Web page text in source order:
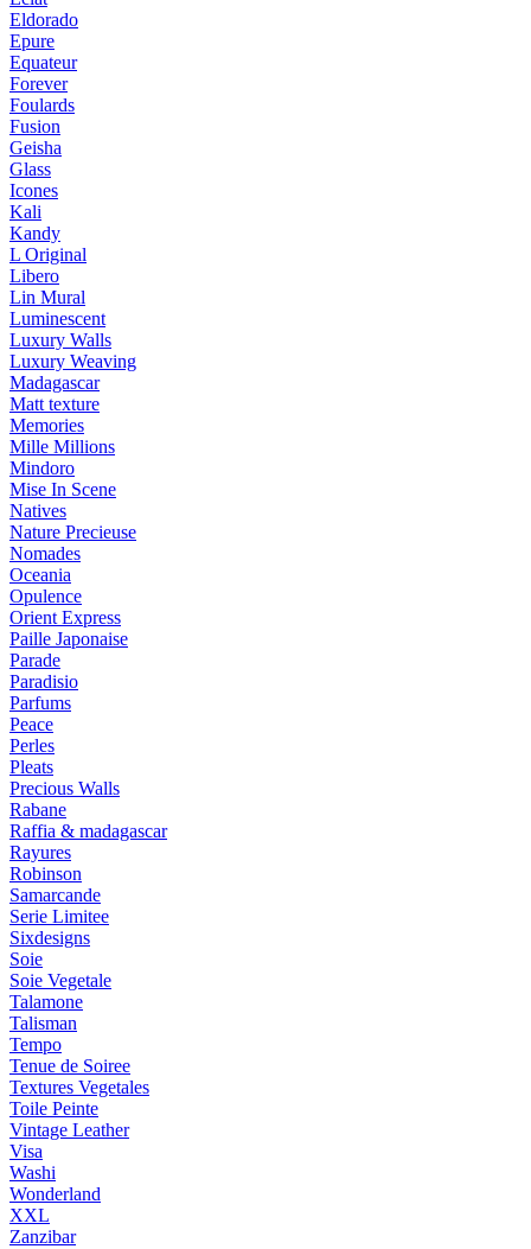
Eldorado
Epure
Equateur
Forever
Foulards
Fusion
Geisha
Glass
Icones
Kali
Kandy
L Original
Libero
Lin Mural
Luminescent
Luxury Walls
Luxury Weaving
Madagascar
Matt texture
Memories
Mille Millions
Mindoro
Mise In Scene
Natives
Nature Precieuse
Nomades
Oceania
Opulence
Orient Express
Paille Japonaise
Parade
Paradisio
Parfums
Peace
Perles
Pleats
Precious Walls
Rabane
Raffia & madagascar
Rayures
Robinson
Samarcande
Serie Limitee
Sixdesigns
Soie
Soie Vegetale
Talamone
Talisman
Tempo
Tenue de Soiree
Textures Vegetales
Toile Peinte
Vintage Leather
Visa
Washi
Wonderland
XXL
Zanzibar